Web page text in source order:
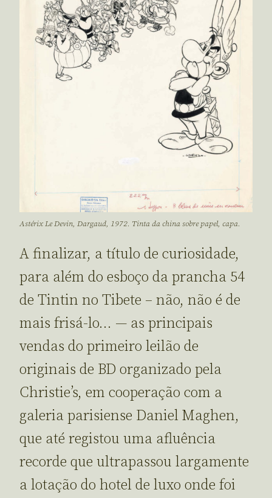
Astérix Le Devin, Dargaud, 1972. Tinta da china sobre papel, capa.
A finalizar, a título de curiosidade,
para além do esboço da prancha 54
de Tintin no Tibete – não, não é de
mais frisá-lo… — as principais
vendas do primeiro leilão de
originais de BD organizado pela
Christie’s, em cooperação com a
galeria parisiense Daniel Maghen,
que até registou uma afluência
recorde que ultrapassou largamente
a lotação do hotel de luxo onde foi